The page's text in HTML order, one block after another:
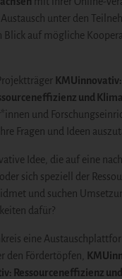
unter den
Blick auf mögliche
und
und
Fragen und Ideen
Idee, die auf eine
sich speziell der
und suchen
dafür?
eine
den Fördertöpfen,
Ressourceneffizienz